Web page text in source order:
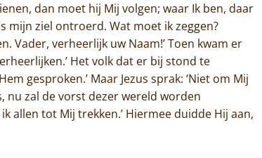
dan moet hij Mij volgen; waar Ik ben, daar
mijn ziel ontroerd. Wat moet ik zeggen?
Vader, verheerlijk uw Naam!’ Toen kwam er
Het volk dat er bij stond te
gesproken.’ Maar Jezus sprak: ‘Niet om Mij
nu zal de vorst dezer wereld worden
allen tot Mij trekken.’ Hiermee duidde Hij aan,